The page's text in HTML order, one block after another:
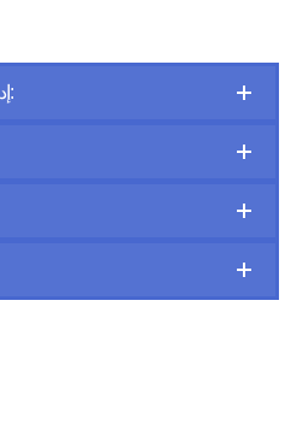
إدارة مبيعات القطاع الحكومي: